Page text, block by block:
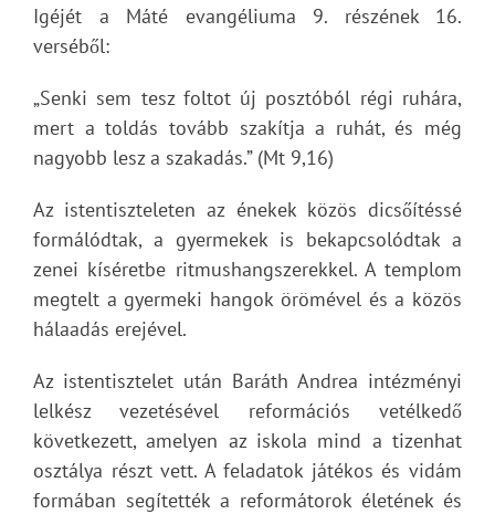
Igéjét a Máté evangéliuma 9. részének 16.
verséből:
„Senki sem tesz foltot új posztóból régi ruhára,
mert a toldás tovább szakítja a ruhát, és még
nagyobb lesz a szakadás.” (Mt 9,16)
Az istentiszteleten az énekek közös dicsőítéssé
formálódtak, a gyermekek is bekapcsolódtak a
zenei kíséretbe ritmushangszerekkel. A templom
megtelt a gyermeki hangok örömével és a közös
hálaadás erejével.
Az istentisztelet után Baráth Andrea intézményi
lelkész vezetésével reformációs vetélkedő
következett, amelyen az iskola mind a tizenhat
osztálya részt vett. A feladatok játékos és vidám
formában segítették a reformátorok életének és